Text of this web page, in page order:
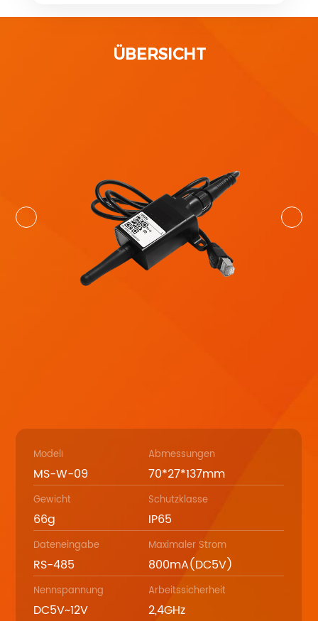
ÜBERSICHT
Modell
MS-W-09
Abmessungen
70*27*137mm
Gewicht
66g
Schutzklasse
IP65
Dateneingabe
RS-485
Maximaler Strom
800mA(DC5V)
Nennspannung
DC5V~12V
Arbeitssicherheit
2,4GHz